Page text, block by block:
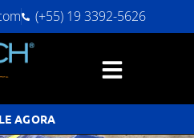
(+55) 19 3392-5626
AGORA